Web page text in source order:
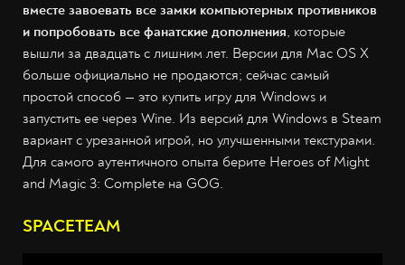
вместе завоевать все замки компьютерных противников
и попробовать все фанатские дополнения, которые
вышли за двадцать с лишним лет. Версии для Mac OS X
больше официально не продаются; сейчас самый
простой способ — это купить игру для Windows и
запустить ее через Wine. Из версий для Windows в Steam
вариант с урезанной игрой, но улучшенными текстурами.
Для самого аутентичного опыта берите Heroes of Might
and Magic 3: Complete на GOG.
SPACETEAM